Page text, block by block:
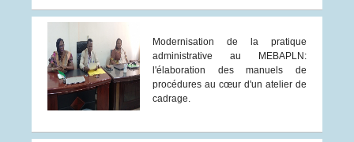
Modernisation de la pratique
administrative au MEBAPLN:
l'élaboration des manuels de
procédures au cœur d'un atelier de
cadrage.